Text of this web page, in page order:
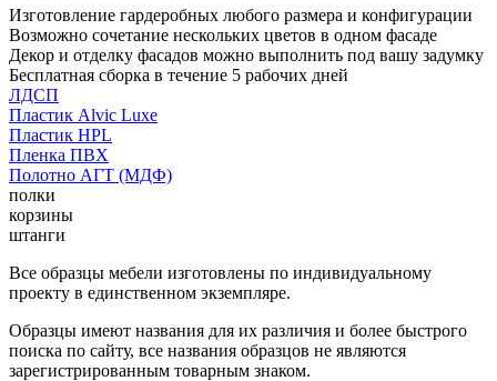
Изготовление гардеробных любого размера и конфигурации
Возможно сочетание нескольких цветов в одном фасаде
Декор и отделку фасадов можно выполнить под вашу задумку
Бесплатная сборка в течение 5 рабочих дней
ЛДСП
Пластик Alvic Luxe
Пластик HPL
Пленка ПВХ
Полотно АГТ (МДФ)
полки
корзины
штанги
Все образцы мебели изготовлены по индивидуальному
проекту в единственном экземпляре.
Образцы имеют названия для их различия и более быстрого
поиска по сайту, все названия образцов не являются
зарегистрированным товарным знаком.